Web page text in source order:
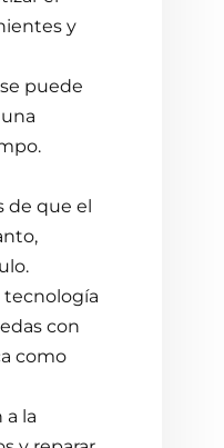
y
puede
de que el
tecnología
con
como
la